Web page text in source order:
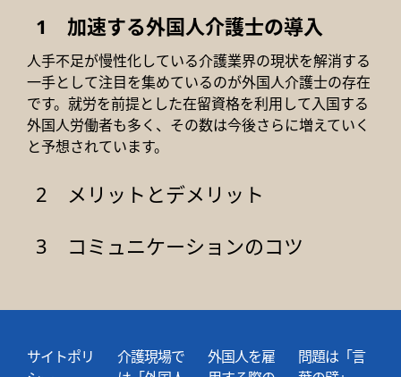
加速する外国人介護士の導入
人手不足が慢性化している介護業界の現状を解消する
一手として注目を集めているのが外国人介護士の存在
です。就労を前提とした在留資格を利用して入国する
外国人労働者も多く、その数は今後さらに増えていく
と予想されています。
メリットとデメリット
コミュニケーションのコツ
サイトポリ
介護現場で
外国人を雇
問題は「言